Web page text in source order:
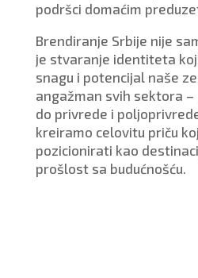
podršci domaćim
Brendiranje Srbije nije
je stvaranje identiteta
snagu i potencijal naše
angažman svih sektora
do privrede i
kreiramo celovitu priču
pozicionirati kao
prošlost sa budućnošću.